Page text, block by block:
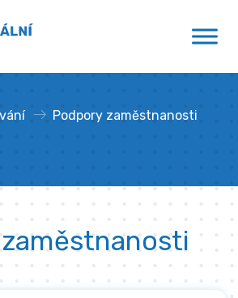
» Podpory zaměstnanosti